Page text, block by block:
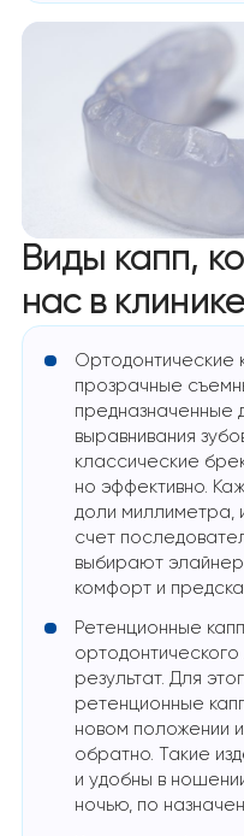
Виды капп,
нас в клинике
Ортодонтические
прозрачные
предназначенные
выравнивания
классические
но эффективно.
доли миллиметра,
счет
выбирают
комфорт и
Ретенционные
результат. Для
ретенционные
новом положении
обратно. Такие
и удобны в
ночью, по